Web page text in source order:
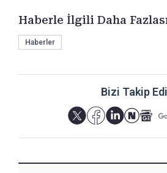
Haberle İlgili Daha
Haberler
Bizi Takip